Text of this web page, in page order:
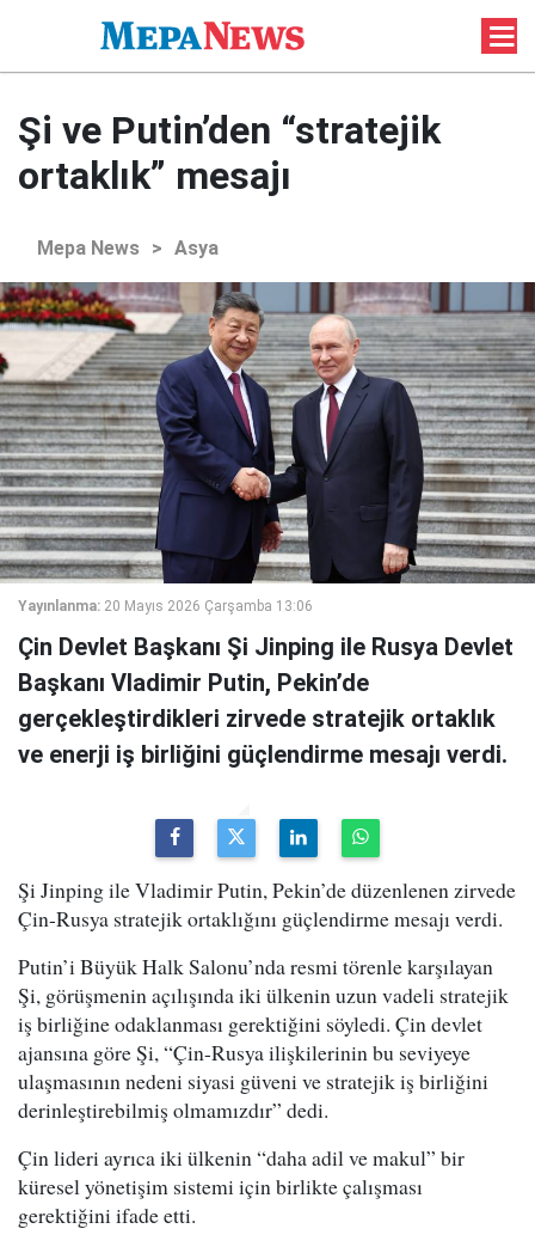
Şi ve Putin’den “stratejik
ortaklık” mesajı
Mepa News > Asya
Yayınlanma: 20 Mayıs 2026 Çarşamba 13:06
Çin Devlet Başkanı Şi Jinping ile Rusya Devlet
Başkanı Vladimir Putin, Pekin’de
gerçekleştirdikleri zirvede stratejik ortaklık
ve enerji iş birliğini güçlendirme mesajı verdi.
Şi Jinping ile Vladimir Putin, Pekin’de düzenlenen zirvede
Çin-Rusya stratejik ortaklığını güçlendirme mesajı verdi.
Putin’i Büyük Halk Salonu’nda resmi törenle karşılayan
Şi, görüşmenin açılışında iki ülkenin uzun vadeli stratejik
iş birliğine odaklanması gerektiğini söyledi. Çin devlet
ajansına göre Şi, “Çin-Rusya ilişkilerinin bu seviyeye
ulaşmasının nedeni siyasi güveni ve stratejik iş birliğini
derinleştirebilmiş olmamızdır” dedi.
Çin lideri ayrıca iki ülkenin “daha adil ve makul” bir
küresel yönetişim sistemi için birlikte çalışması
gerektiğini ifade etti.